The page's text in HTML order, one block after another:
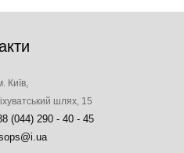
Київ,
шлях, 15
(044) 290 - 40 - 45